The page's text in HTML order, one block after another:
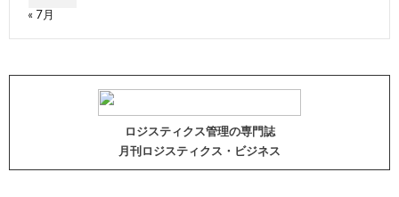
« 7月
ロジスティクス管理の専門誌
月刊ロジスティクス・ビジネス